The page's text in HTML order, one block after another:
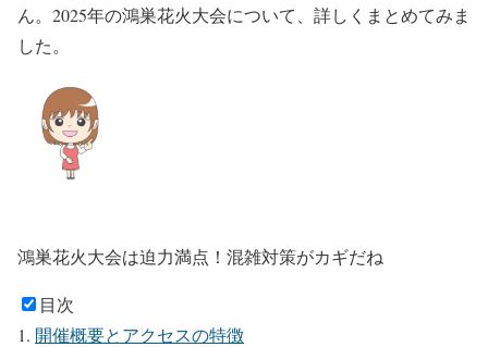
ん。2025年の鴻巣花火大会について、詳しくまとめてみま
した。
鴻巣花火大会は迫力満点！混雑対策がカギだね
目次
開催概要とアクセスの特徴